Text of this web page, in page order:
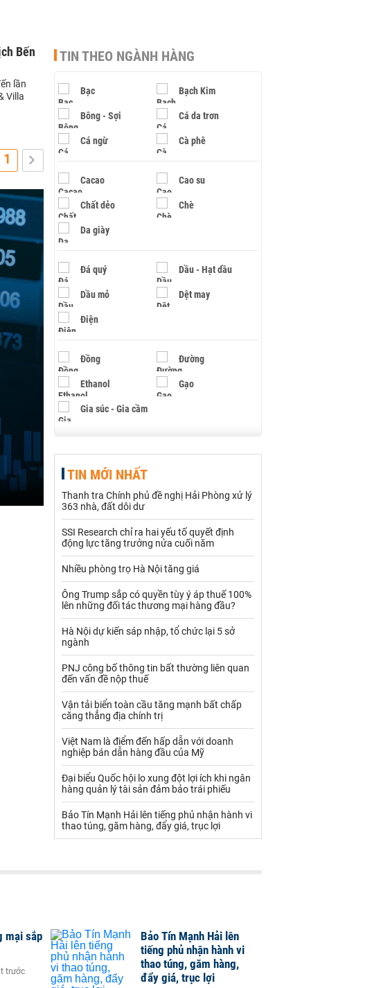
Bến
lần
Villa
1
TIN THEO NGÀNH HÀNG
Bạc Bạch Kim
Bông - Sợi Cá da trơn
Cá ngừ Cà phê
Cacao Cao su
Chất dẻo Chè
Da giày
Đá quý Dầu - Hạt dầu
Dầu mỏ Dệt may
Điện
Đồng Đường
Ethanol Gạo
Gia súc - Gia cầm
Hạt điều
Khí đốt
Kim loại khác Mắc ca
Muối Ngũ cốc
Nhựa - Hạt nhựa
Palladium Phân bón
Sữa
Than
Thủy hải sản khác Tôm
Vàng
VLXD khác Xăng dầu
Xi măng - Clynker
TIN MỚI NHẤT
Thanh tra Chính phủ đề nghị Hải Phòng xử lý
363 nhà, đất dôi dư
SSI Research chỉ ra hai yếu tố quyết định
động lực tăng trưởng nửa cuối năm
Nhiều phòng trọ Hà Nội tăng giá
Ông Trump sắp có quyền tùy ý áp thuế 100%
lên những đối tác thương mại hàng đầu?
Hà Nội dự kiến sáp nhập, tổ chức lại 5 sở
ngành
PNJ công bố thông tin bất thường liên quan
đến vấn đề nộp thuế
Vận tải biển toàn cầu tăng mạnh bất chấp
căng thẳng địa chính trị
Việt Nam là điểm đến hấp dẫn với doanh
nghiệp bán dẫn hàng đầu của Mỹ
Đại biểu Quốc hội lo xung đột lợi ích khi ngân
hàng quản lý tài sản đảm bảo trái phiếu
Bảo Tín Mạnh Hải lên tiếng phủ nhận hành vi
thao túng, găm hàng, đẩy giá, trục lợi
mại sắp
trước
Bảo Tín Mạnh Hải lên
tiếng phủ nhận hành vi
thao túng, găm hàng,
đẩy giá, trục lợi